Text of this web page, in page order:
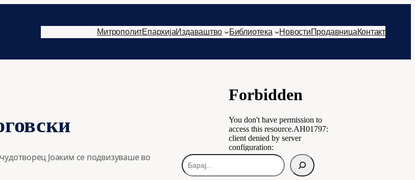
МитрополитЕпархијаИздаваштво Библиотека НовостиПродавницаКонтакт
Јоаким се подвизуваше во
Б
а